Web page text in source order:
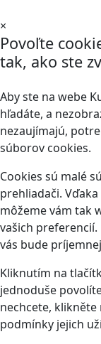
×
Povoľte
tak, ako ste
Aby ste na webe
hľadáte, a
nezaujímajú,
súborov cookies.
Cookies sú malé
prehliadači.
môžeme vám tak
vašich
vás bude
Kliknutím na
jednoduše
nechcete, klikněte
podmínky jejich